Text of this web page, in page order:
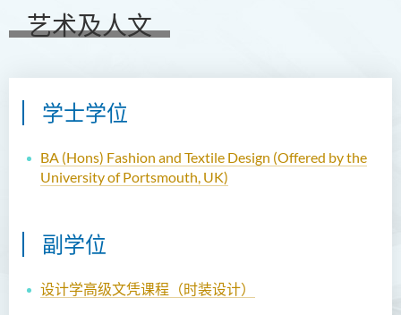
艺术及人文
学士学位
BA (Hons) Fashion and Textile Design (Offered by the
University of Portsmouth, UK)
副学位
设计学高级文凭课程（时装设计）